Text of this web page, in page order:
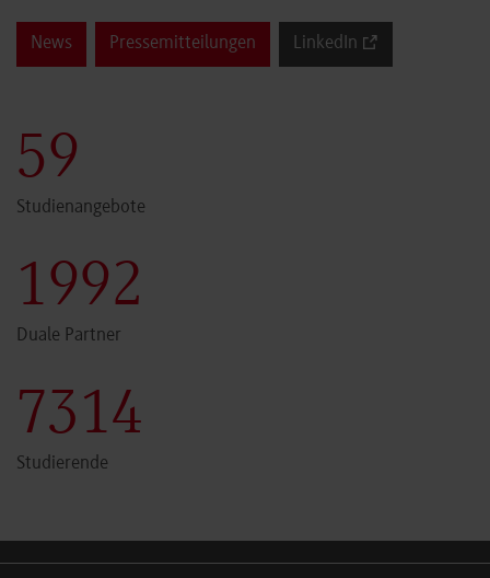
News Pressemitteilungen LinkedIn
59
Studienangebote
1999
Duale Partner
7340
Studierende